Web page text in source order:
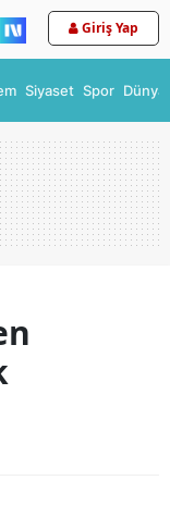
Giriş Yap
Siyaset Spor Dünya